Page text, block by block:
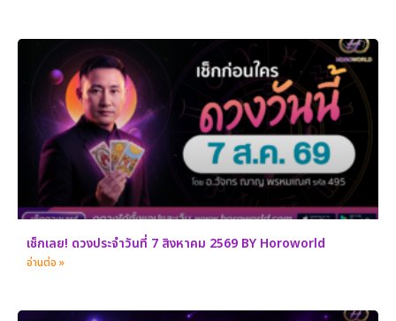
เช็กเลย! ดวงประจำวันที่ 7 สิงหาคม 2569 BY Horoworld
อ่านต่อ »